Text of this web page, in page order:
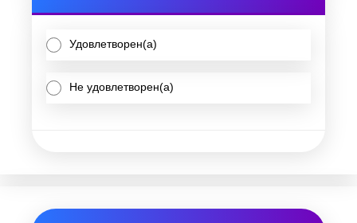
Удовлетворен(а)
Не удовлетворен(а)